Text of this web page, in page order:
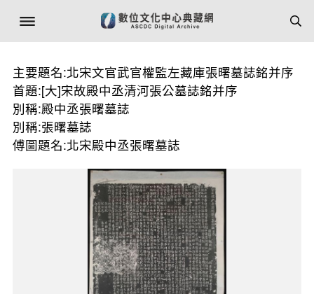
主要題名:北宋文官武官權監左藏庫張曙墓誌銘并序
首題:[大]宋故殿中丞清河張公墓誌銘并序
別稱:殿中丞張曙墓誌
別稱:張曙墓誌
傅圖題名:北宋殿中丞張曙墓誌